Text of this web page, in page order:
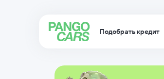
Подобрать кредит